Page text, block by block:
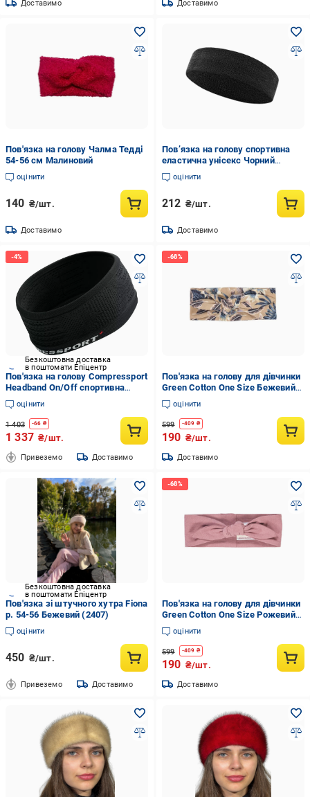
Доставимо Доставимо
Пов'язка на голову Чалма Тедді
54-56 см Малиновий
оцінити
140 ₴/шт.
Доставимо
Пов’язка на голову спортивна
еластична унісекс Чорний
(29688)
оцінити
212 ₴/шт.
Доставимо
Безкоштовна доставка
в поштомати Епіцентр
Пов'язка на голову Compressport
Headband On/Off спортивна
Чорний (594796)
оцінити
1 403 -66 ₴
1 337 ₴/шт.
Привеземо Доставимо
Пов'язка на голову для дівчинки
Green Cotton One Size Бежевий
(251112135)
оцінити
599 -409 ₴
190 ₴/шт.
Доставимо
Безкоштовна доставка
в поштомати Епіцентр
Пов'язка зі штучного хутра Fiona
р. 54-56 Бежевий (2407)
оцінити
450 ₴/шт.
Привеземо Доставимо
Пов'язка на голову для дівчинки
Green Cotton One Size Рожевий
(251112133)
оцінити
599 -409 ₴
190 ₴/шт.
Доставимо